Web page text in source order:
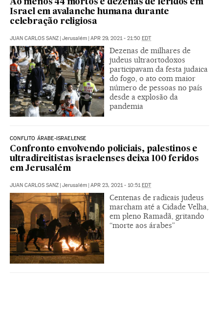
Ao menos 44 mortos e dezenas de feridos em
Israel em avalanche humana durante
celebração religiosa
JUAN CARLOS SANZ | Jerusalém | APR 29, 2021 - 21:50 EDT
Dezenas de milhares de
judeus ultraortodoxos
participavam da festa judaica
do fogo, o ato com maior
número de pessoas no país
desde a explosão da
pandemia
CONFLITO ÁRABE-ISRAELENSE
Confronto envolvendo policiais, palestinos e
ultradireitistas israelenses deixa 100 feridos
em Jerusalém
JUAN CARLOS SANZ | Jerusalém | APR 23, 2021 - 10:51EDT
Centenas de radicais judeus
marcham até a Cidade Velha,
em pleno Ramadã, gritando
“morte aos árabes”